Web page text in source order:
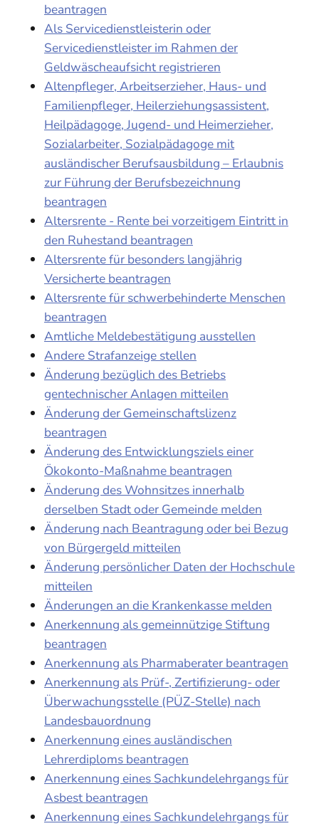
beantragen
Als Servicedienstleisterin oder
Servicedienstleister im Rahmen der
Geldwäscheaufsicht registrieren
Altenpfleger, Arbeitserzieher, Haus- und
Familienpfleger, Heilerziehungsassistent,
Heilpädagoge, Jugend- und Heimerzieher,
Sozialarbeiter, Sozialpädagoge mit
ausländischer Berufsausbildung – Erlaubnis
zur Führung der Berufsbezeichnung
beantragen
Altersrente - Rente bei vorzeitigem Eintritt in
den Ruhestand beantragen
Altersrente für besonders langjährig
Versicherte beantragen
Altersrente für schwerbehinderte Menschen
beantragen
Amtliche Meldebestätigung ausstellen
Andere Strafanzeige stellen
Änderung bezüglich des Betriebs
gentechnischer Anlagen mitteilen
Änderung der Gemeinschaftslizenz
beantragen
Änderung des Entwicklungsziels einer
Ökokonto-Maßnahme beantragen
Änderung des Wohnsitzes innerhalb
derselben Stadt oder Gemeinde melden
Änderung nach Beantragung oder bei Bezug
von Bürgergeld mitteilen
Änderung persönlicher Daten der Hochschule
mitteilen
Änderungen an die Krankenkasse melden
Anerkennung als gemeinnützige Stiftung
beantragen
Anerkennung als Pharmaberater beantragen
Anerkennung als Prüf-, Zertifizierung- oder
Überwachungsstelle (PÜZ-Stelle) nach
Landesbauordnung
Anerkennung eines ausländischen
Lehrerdiploms beantragen
Anerkennung eines Sachkundelehrgangs für
Asbest beantragen
Anerkennung eines Sachkundelehrgangs für